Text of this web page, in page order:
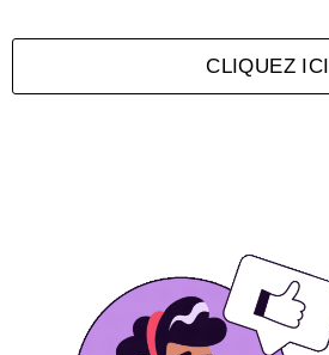
CLIQUEZ ICI